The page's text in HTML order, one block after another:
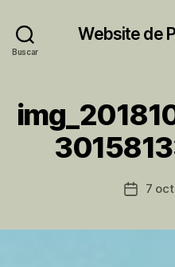
Buscar
Website de
Fecha
7